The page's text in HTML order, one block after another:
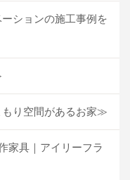
ションの施工事例を
り空間があるお家≫
家具｜アイリーフラ